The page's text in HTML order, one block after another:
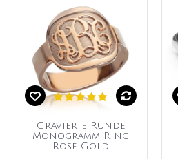
Gravierte Runde
Monogramm Ring
Rose Gold